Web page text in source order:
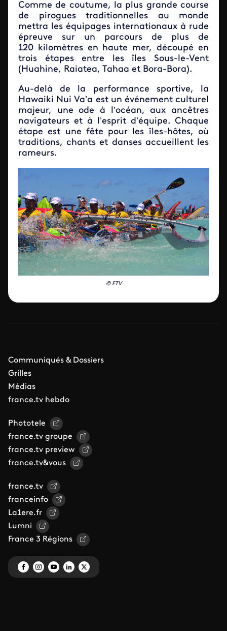
Comme de coutume, la plus grande course
de pirogues traditionnelles au monde
mettra les équipages internationaux à rude
épreuve sur un parcours de plus de
120 kilomètres en haute mer, découpé en
trois étapes entre les îles Sous-le-Vent
(Huahine, Raiatea, Tahaa et Bora-Bora).
Au-delà de la performance sportive, la
Hawaiki Nui Va’a est un événement culturel
majeur, une ode à l’océan, aux ancêtres
navigateurs et à l’esprit d’équipe. Chaque
étape est une fête pour les îles-hôtes, où
traditions, chants et danses accueillent les
rameurs.
© FTV
Communiqués & Dossiers
Grilles
Médias
france.tv hebdo
Phototele
france.tv groupe
france.tv preview
france.tv&vous
france.tv
franceinfo
La1ere.fr
Lumni
France 3 Régions